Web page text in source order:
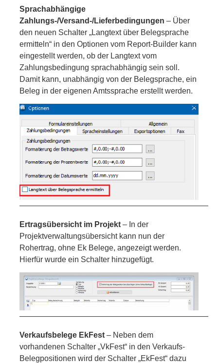
Sprachabhängige
Zahlungs-/Versand-/Lieferbedingungen – Über
den neuen Schalter „Langtext über Belegsprache
ermitteln“ in den Optionen vom Report-Builder kann
eingestellt werden, ob der Langtext vom
Zahlungsbedingung sprachabhängig sein soll.
Damit kann, unabhängig von der Belegsprache, ein
Beleg in der eigenen Amtssprache erstellt werden.
Ertragsübersicht im Projekt – In der
Projektverwaltungsübersicht kann nun der
Rohertrag, ohne Ek Belege, angezeigt werden.
Hierfür wurde ein Schalter hinzugefügt.
Verkaufsbelege EkFest – Neben dem
vorhandenen Schalter „VkFest“ in den Verkaufs-
Belegpositionen wird der Schalter „EkFest“ dazu